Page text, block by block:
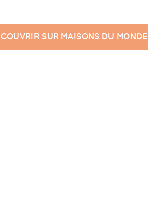
SUR MAISONS DU MONDE